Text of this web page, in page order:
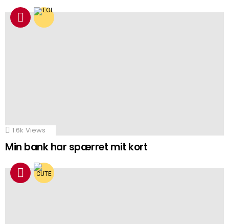
1.6k Views
Min bank har spærret mit kort